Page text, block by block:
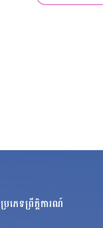
ប្រភេទព្រឹត្តិការណ៍